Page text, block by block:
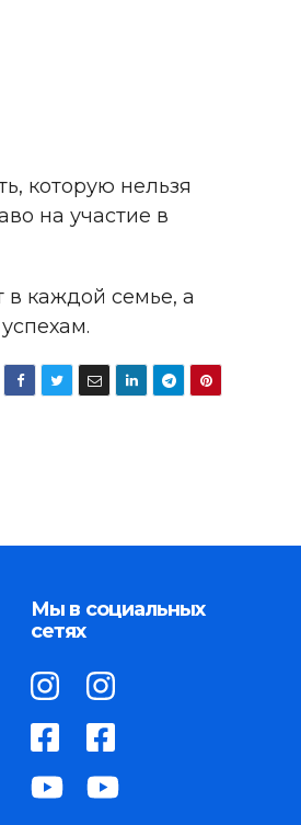
которую нельзя
на участие в
в каждой семье, а
Мы в социальных
сетях